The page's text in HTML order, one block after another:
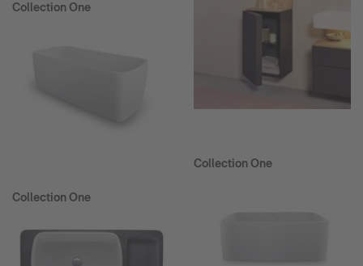
Collection One
Collection One
Collection One